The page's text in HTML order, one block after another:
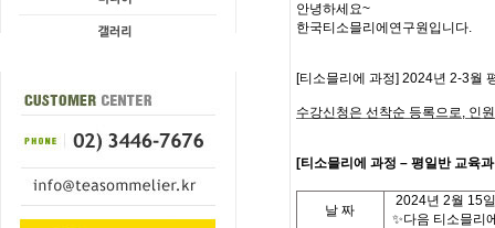
안녕하세요~
한국티소믈리에연구원입니다.
[티소믈리에 과정] 2024년 2-3월
수강신청은 선착순 등록으로, 인
[티 소믈리에 과정 – 평일반교육
날 짜
2024년 2월 15일
✨다음 티소믈리